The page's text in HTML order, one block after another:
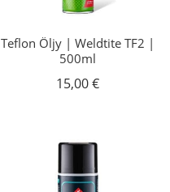
Teflon Öljy | Weldtite TF2 |
500ml
15,00€